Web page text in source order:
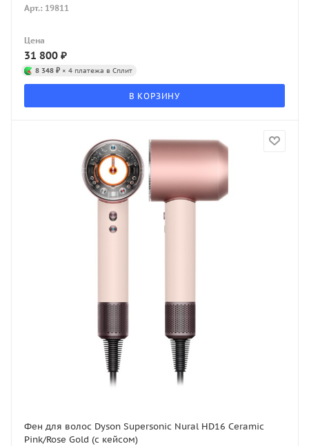
Арт.: 19811
Цена
31 800 ₽
8 348 ₽ × 4 платежа в Сплит
В КОРЗИНУ
Фен для волос Dyson Supersonic Nural HD16 Ceramic
Pink/Rose Gold (с кейсом)